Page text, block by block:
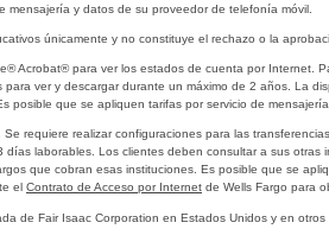
mensajería y datos de su proveedor de telefonía móvil.
únicamente y no constituye el rechazo o la
Acrobat® para ver los estados de cuenta por Internet.
ver y descargar durante un máximo de 2 años. La
posible que se apliquen tarifas por servicio de
requiere realizar configuraciones para las
días laborables. Los clientes deben consultar a sus otras
que cobran esas instituciones. Es posible que se
el Contrato de Acceso por Internet de Wells Fargo para
de Fair Isaac Corporation en Estados Unidos y en